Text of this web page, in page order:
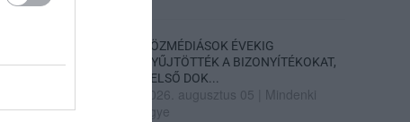
KÖZMÉDIÁSOK ÉVEKIG
GYŰJTÖTTÉK A BIZONYÍTÉKOKAT,
BELSŐ DOK...
2026. augusztus 05
Mindenki
ügye